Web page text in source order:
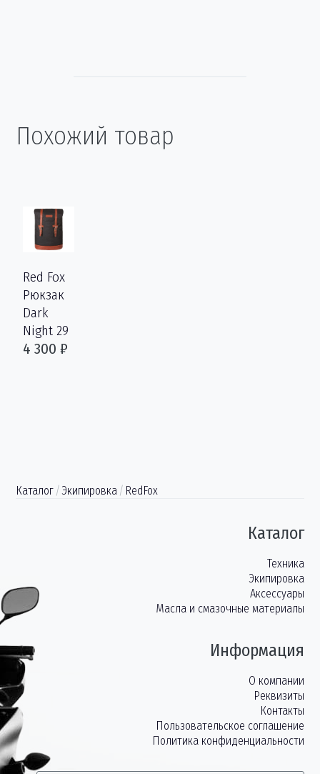
Похожий товар
Red Fox
Рюкзак
Dark
Night 29
4 300 ₽
Каталог /Экипировка / RedFox
Каталог
Техника
Экипировка
Аксессуары
Масла и смазочные материалы
Информация
О компании
Реквизиты
Контакты
Пользовательское соглашение
Политика конфиденциальности